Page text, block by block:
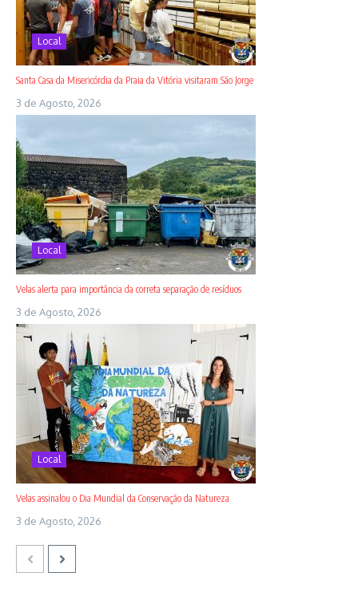
Local
Santa Casa da Misericórdia da Praia da Vitória visitaram São Jorge
3 de Agosto, 2026
Local
Velas alerta para importância da correta separação de resíduos
3 de Agosto, 2026
Local
Velas assinalou o Dia Mundial da Conservação da Natureza
3 de Agosto, 2026